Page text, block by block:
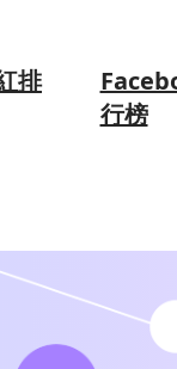
排
行榜